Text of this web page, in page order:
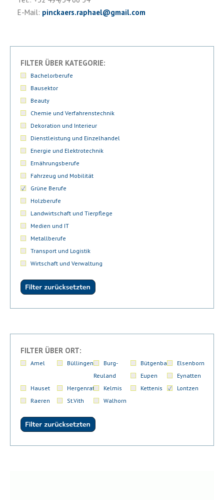
E-Mail: pinckaers.raphael@gmail.com
FILTER ÜBER KATEGORIE:
Bachelorberufe
Bausektor
Beauty
Chemie und Verfahrenstechnik
Dekoration und Interieur
Dienstleistung und Einzelhandel
Energie und Elektrotechnik
Ernährungsberufe
Fahrzeug und Mobilität
Grüne Berufe
Holzberufe
Landwirtschaft und Tierpflege
Medien und IT
Metallberufe
Transport und Logistik
Wirtschaft und Verwaltung
FILTER ÜBER ORT:
Amel Büllingen
Burg-
Reuland
Bütgenbach
Elsenborn
Eupen
Eynatten
Hauset
Hergenrath Kelmis Kettenis
Lontzen
Raeren
St.Vith Walhorn